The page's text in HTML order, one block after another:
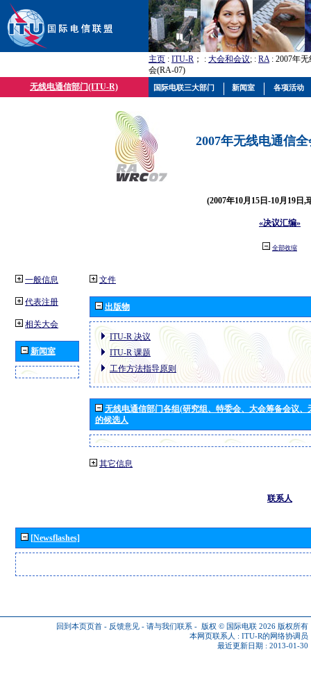
主页 : ITU-R ； : 大会和会议; : RA: 2007年
会(RA-07)
无线电通信部门(ITU-R)
2007年无线电通信
(2007年10月15日-10月19日,
«决议汇编»
全部收缩
一般信息
代表注册
相关大会
新闻室
文件
出版物
ITU-R 决议
ITU-R 课题
工作方法指导原则
无线电通信部门各组(研究组、特委会、大会筹备会议
的候选人
其它信息
联系人
[Newsflashes]
回到本页页首 - 反馈意见 - 请与我们联系 - 版权 © 国际电联 2026 版权所有
本网页联系人 : ITU-R的网络协调员
最近更新日期 : 2013-01-30
国际电联三大部门 新闻室 各项活动